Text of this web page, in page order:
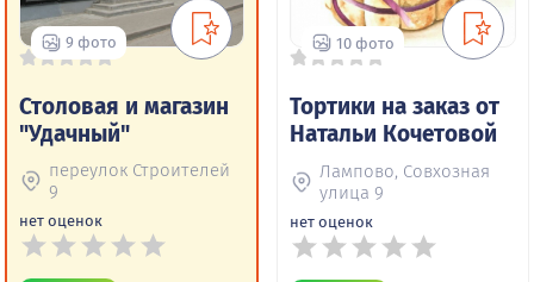
9 фото
Столовая и магазин
"Удачный"
переулок Строителей
9
нет оценок
10 фото
Тортики на заказ от
Натальи Кочетовой
Лампово, Совхозная
улица 9
нет оценок